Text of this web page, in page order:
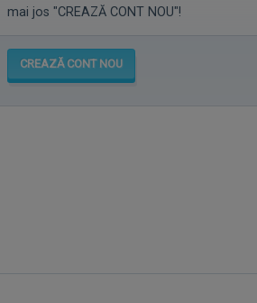
mai jos "CREAZĂ CONT NOU"!
CREAZĂ CONT NOU